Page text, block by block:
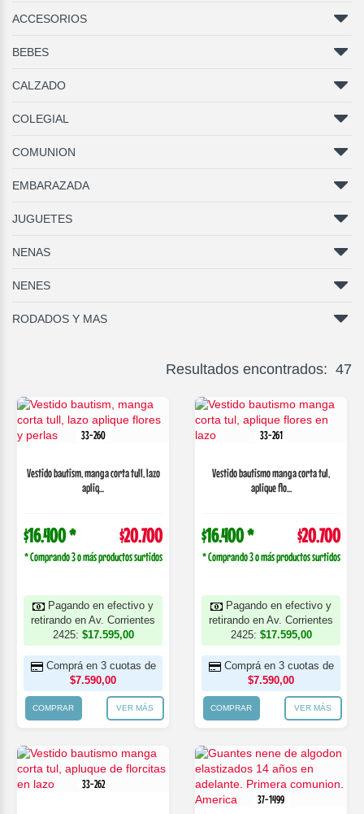
ACCESORIOS
BEBES
CALZADO
COLEGIAL
COMUNION
EMBARAZADA
JUGUETES
NENAS
NENES
RODADOS Y MAS
Resultados encontrados: 47
33-260
Vestido bautism, manga corta tull, lazo
apliq...
$16.400 * $20.700
* Comprando 3 o más productos surtidos
Pagando en efectivo y
retirando en Av. Corrientes
2425: $17.595,00
Comprá en 3 cuotas de
$7.590,00
COMPRAR VER MÁS
33-261
Vestido bautismo manga corta tul,
aplique flo...
$16.400 * $20.700
* Comprando 3 o más productos surtidos
Pagando en efectivo y
retirando en Av. Corrientes
2425: $17.595,00
Comprá en 3 cuotas de
$7.590,00
COMPRAR VER MÁS
33-262
37-1499